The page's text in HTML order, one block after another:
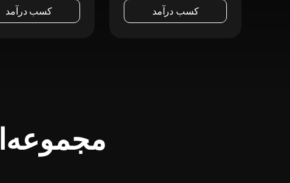
کسب درآمد کسب درآمد